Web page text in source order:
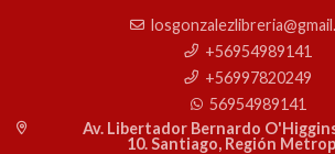
+56954989141
+56997820249
56954989141
Av. Libertador Bernardo
10. Santiago, Región